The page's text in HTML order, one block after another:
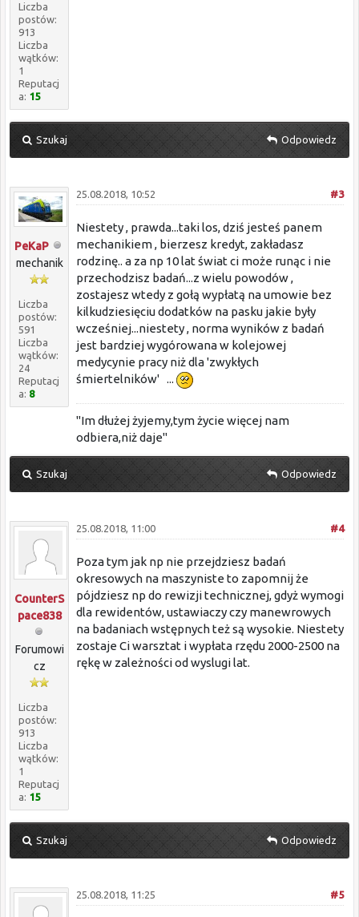
Liczba
postów:
913
Liczba
wątków:
1
Reputacj
a: 15
Szukaj Odpowiedz
PeKaP
mechanik
Liczba
postów:
591
Liczba
wątków:
24
Reputacj
a: 8
#3
25.08.2018, 10:52
Niestety , prawda...taki los, dziś jesteś panem
mechanikiem , bierzesz kredyt, zakładasz
rodzinę.. a za np 10 lat świat ci może runąc i nie
przechodzisz badań...z wielu powodów ,
zostajesz wtedy z gołą wypłatą na umowie bez
kilkudziesięciu dodatków na pasku jakie były
wcześniej...niestety , norma wyników z badań
jest bardziej wygórowana w kolejowej
medycynie pracy niż dla 'zwykłych
śmiertelników' ...
"Im dłużej żyjemy,tym życie więcej nam
odbiera,niż daje"
Szukaj Odpowiedz
CounterS
pace838
Forumowi
cz
Liczba
postów:
913
Liczba
wątków:
1
Reputacj
a: 15
#4
25.08.2018, 11:00
Poza tym jak np nie przejdziesz badań
okresowych na maszyniste to zapomnij że
pójdziesz np do rewizji technicznej, gdyż wymogi
dla rewidentów, ustawiaczy czy manewrowych
na badaniach wstępnych też są wysokie. Niestety
zostaje Ci warsztat i wypłata rzędu 2000-2500 na
rękę w zależności od wyslugi lat.
Szukaj Odpowiedz
#5
25.08.2018, 11:25